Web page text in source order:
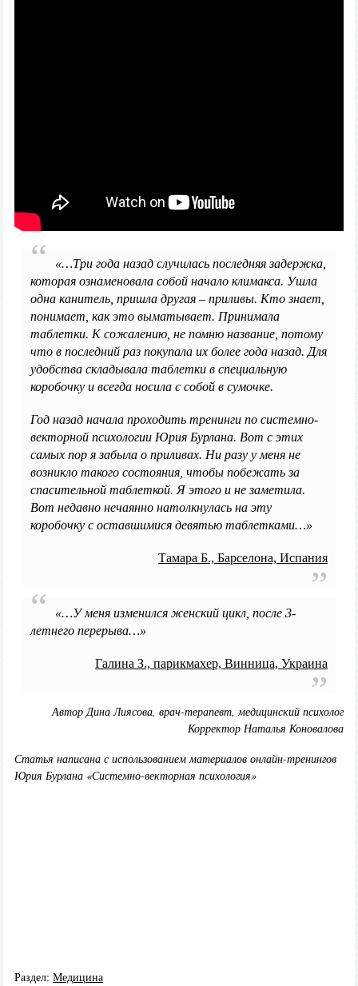
«…Три года назад случилась последняя задержка,
которая ознаменовала собой начало климакса. Ушла
одна канитель, пришла другая – приливы. Кто знает,
понимает, как это выматывает. Принимала
таблетки. К сожалению, не помню название, потому
что в последний раз покупала их более года назад. Для
удобства складывала таблетки в специальную
коробочку и всегда носила с собой в сумочке.
Год назад начала проходить тренинги по системно-
векторной психологии Юрия Бурлана. Вот с этих
самых пор я забыла о приливах. Ни разу у меня не
возникло такого состояния, чтобы побежать за
спасительной таблеткой. Я этого и не заметила.
Вот недавно нечаянно натолкнулась на эту
коробочку с оставшимися девятью таблетками…»
Тамара Б., Барселона, Испания
«…У меня изменился женский цикл, после 3-
летнего перерыва…»
Галина З., парикмахер, Винница, Украина
Автор Дина Лиясова, врач-терапевт, медицинский психолог
Корректор Наталья Коновалова
Статья написана с использованием материалов онлайн-тренингов
Юрия Бурлана «Системно-векторная психология»
Раздел: Медицина